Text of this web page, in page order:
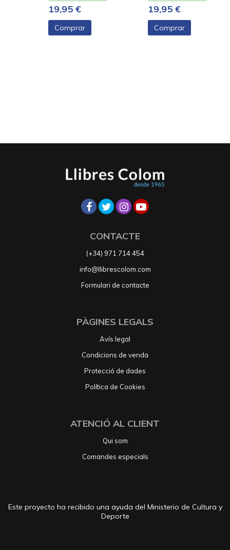
19,95 €
Comprar
19,95 €
Comprar
CONTACTE
(+34) 971 714 454
info@llibrescolom.com
Formulari de contacte
PÀGINES LEGALS
Avís legal
Condicions de venda
Protecció de dades
Política de Cookies
ATENCIÓ AL CLIENT
Qui som
Comandes especials
Este proyecto ha recibido una ayuda del Ministerio de Cultura y
Deporte